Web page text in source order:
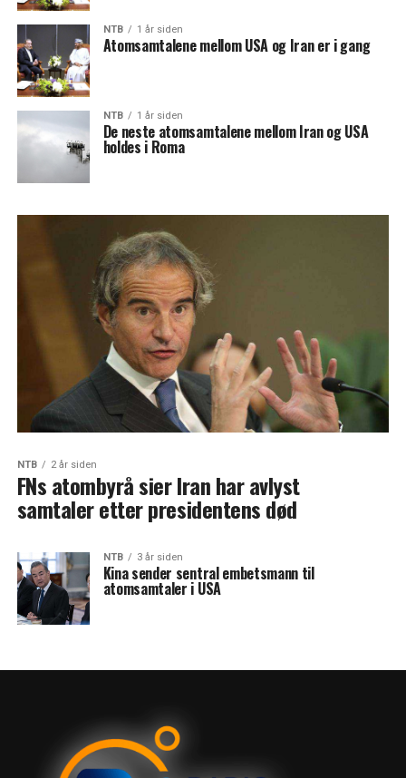
NTB 1 år siden
Atomsamtalene mellom USA og Iran er i gang
NTB 1 år siden
De neste atomsamtalene mellom Iran og USA
holdes i Roma
NTB 2 år siden
FNs atombyrå sier Iran har avlyst
samtaler etter presidentens død
NTB 3 år siden
Kina sender sentral embetsmann til
atomsamtaler i USA